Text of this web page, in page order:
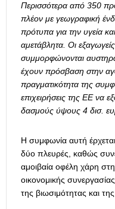
Περισσότερα από 350
πλέον με γεωγραφική
πρότυπα για την υγεία
αμετάβλητα. Οι
συμμορφώνονται
έχουν πρόσβαση στην
πραγματικότητα της
επιχειρήσεις της ΕΕ να
δασμούς ύψους 4 δισ.
Η συμφωνία αυτή έρχεται
δύο πλευρές, καθώς
αμοιβαία οφέλη χάρη
οικονομικής
της βιωσιμότητας και